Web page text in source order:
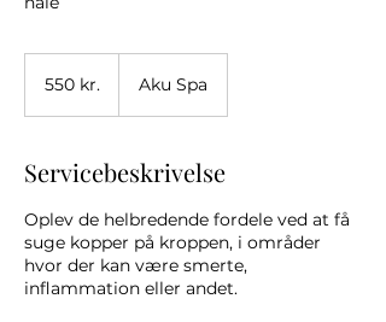
kroner550 kr. Aku Spa
Servicebeskrivelse
Oplev de helbredende fordele ved at få
suge kopper på kroppen, i områder
hvor der kan være smerte,
inflammation eller andet.